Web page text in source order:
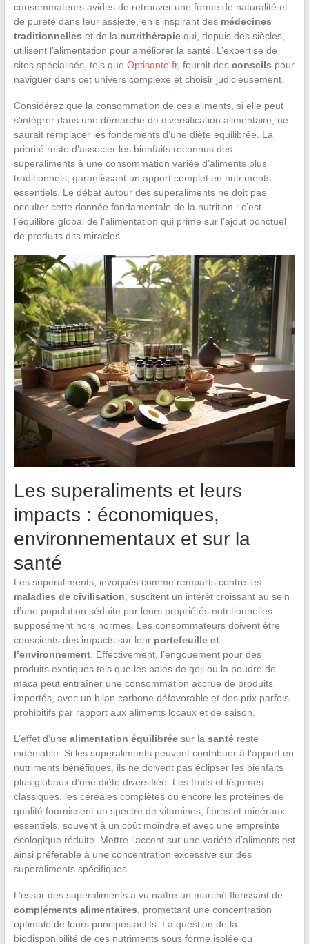
consommateurs avides de retrouver une forme de naturalité et
de pureté dans leur assiette, en s’inspirant des médecines
traditionnelles et de la nutrithérapiequi, depuis des siècles,
utilisent l’alimentation pour améliorer la santé. L’expertise de
sites spécialisés, tels que Optisante.fr, fournit des conseils pour
naviguer dans cet univers complexe et choisir judicieusement.
Considérez que la consommation de ces aliments, si elle peut
s’intégrer dans une démarche de diversification alimentaire, ne
saurait remplacer les fondements d’une diète équilibrée. La
priorité reste d’associer les bienfaits reconnus des
superaliments à une consommation variée d’aliments plus
traditionnels, garantissant un apport complet en nutriments
essentiels. Le débat autour des superaliments ne doit pas
occulter cette donnée fondamentale de la nutrition : c’est
l’équilibre global de l’alimentation qui prime sur l’ajout ponctuel
de produits dits miracles.
Les superaliments et leurs
impacts : économiques,
environnementaux et sur la
santé
Les superaliments, invoqués comme remparts contre les
maladies de civilisation, suscitent un intérêt croissant au sein
d’une population séduite par leurs propriétés nutritionnelles
supposément hors normes. Les consommateurs doivent être
conscients des impacts sur leur portefeuille et
l’environnement. Effectivement, l’engouement pour des
produits exotiques tels que les baies de goji ou la poudre de
maca peut entraîner une consommation accrue de produits
importés, avec un bilan carbone défavorable et des prix parfois
prohibitifs par rapport aux aliments locaux et de saison.
L’effet d’une alimentation équilibréesur la santéreste
indéniable. Si les superaliments peuvent contribuer à l’apport en
nutriments bénéfiques, ils ne doivent pas éclipser les bienfaits
plus globaux d’une diète diversifiée. Les fruits et légumes
classiques, les céréales complètes ou encore les protéines de
qualité fournissent un spectre de vitamines, fibres et minéraux
essentiels, souvent à un coût moindre et avec une empreinte
écologique réduite. Mettre l’accent sur une variété d’aliments est
ainsi préférable à une concentration excessive sur des
superaliments spécifiques.
L’essor des superaliments a vu naître un marché florissant de
compléments alimentaires, promettant une concentration
optimale de leurs principes actifs. La question de la
biodisponibilité de ces nutriments sous forme isolée ou